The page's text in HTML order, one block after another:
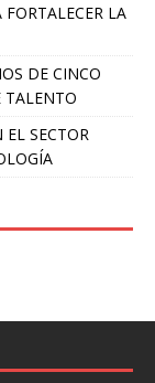
LA
DE CINCO
TALENTO
SECTOR